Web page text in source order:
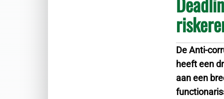
De Anti-
heeft een
aan een